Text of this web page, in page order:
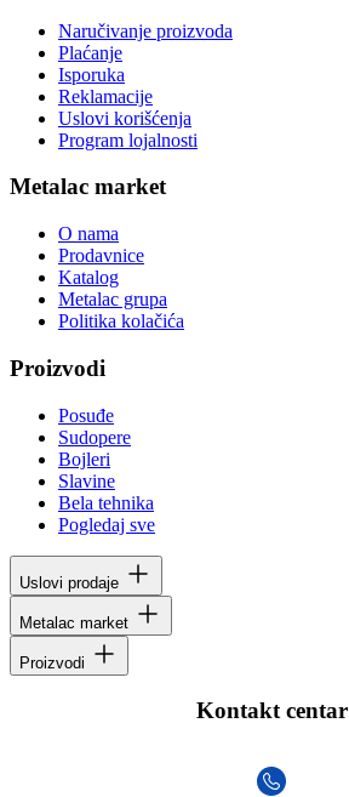
Naručivanje proizvoda
Plaćanje
Isporuka
Reklamacije
Uslovi korišćenja
Program lojalnosti
Metalac market
O nama
Prodavnice
Katalog
Metalac grupa
Politika kolačića
Proizvodi
Posuđe
Sudopere
Bojleri
Slavine
Bela tehnika
Pogledaj sve
Uslovi prodaje
Metalac market
Proizvodi
Kontakt centar